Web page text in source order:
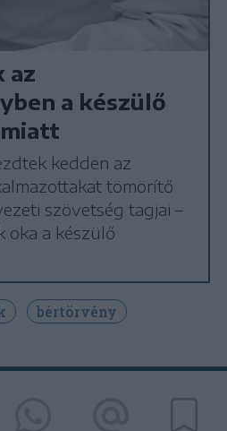
az
a készülő
kedden az
tömörítő
szövetség tagjai –
oka a készülő
bértörvény